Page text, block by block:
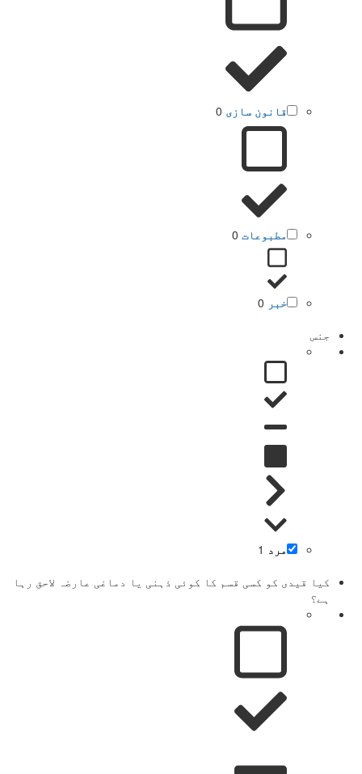
قانون سازی 0
مطبوعات 0
خبر 0
جنس
مرد 1
کیا قیدی کو کسی قسم کا کوئی ذہنی یا دماغی عارضہ لاحق رہا
ہے؟